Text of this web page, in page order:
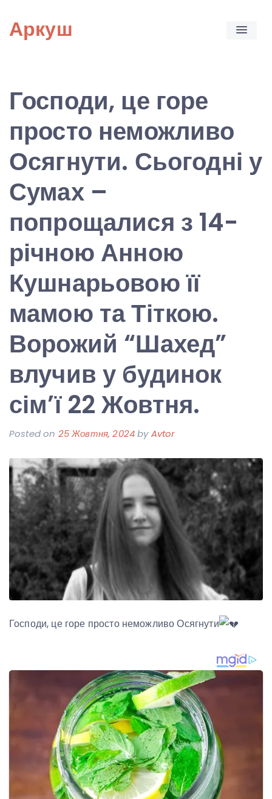
content
Аркуш
Господи, це горе
просто неможливо
Осягнути. Сьогодні у
Сумах –
попрощалися з 14-
річною Анною
Кушнарьовою її
мамою та Тіткою.
Ворожий “Шахед”
влучив у будинок
сім’ї 22 Жовтня.
Posted on 25 Жовтня, 2024byAvtor
Господи, це горе просто неможливо Осягнути